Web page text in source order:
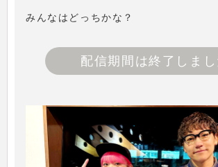
みんなはどっちかな？
配信期間は終了しまし